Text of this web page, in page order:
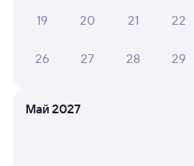
Купе Плацкарт
19 20 21 22
26 27 28 29
Май 2027